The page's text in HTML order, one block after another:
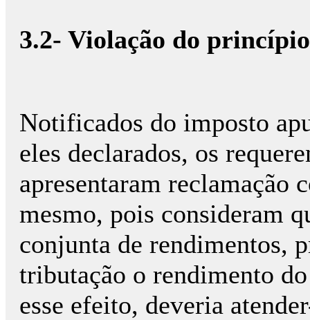
3.2- Violação do
Notificados do imposto
eles declarados, os
apresentaram reclamação
mesmo, pois consideram
conjunta de rendimentos,
tributação o rendimento
esse efeito, deveria